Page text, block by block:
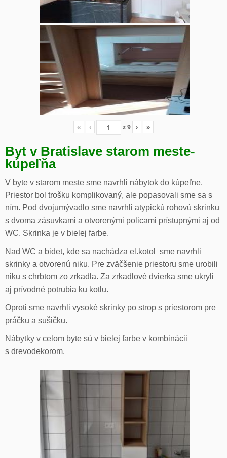
« ‹ z9 › »
Byt v Bratislave starom meste-
kúpeľňa
V byte v starom meste sme navrhli nábytok do kúpeľne.
Priestor bol trošku komplikovaný, ale popasovali sme sa s
ním. Pod dvojumývadlo sme navrhli atypickú rohovú skrinku
s dvoma zásuvkami a otvorenými policami prístupnými aj od
WC. Skrinka je v bielej farbe.
Nad WC a bidet, kde sa nachádza el.kotol sme navrhli
skrinky a otvorenú niku. Pre zväčšenie priestoru sme urobili
niku s chrbtom zo zrkadla. Za zrkadlové dvierka sme ukryli
aj prívodné potrubia ku kotlu.
Oproti sme navrhli vysoké skrinky po strop s priestorom pre
práčku a sušičku.
Nábytky v celom byte sú v bielej farbe v kombinácii
s drevodekorom.